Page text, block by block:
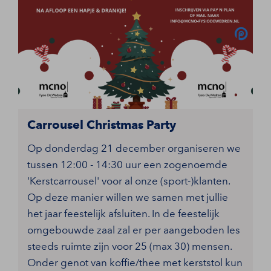
Carrousel Christmas Party
Op donderdag 21 december organiseren we
tussen 12:00 - 14:30 uur een zogenoemde
'Kerstcarrousel' voor al onze (sport-)klanten.
Op deze manier willen we samen met jullie
het jaar feestelijk afsluiten. In de feestelijk
omgebouwde zaal zal er per aangeboden les
steeds ruimte zijn voor 25 (max 30) mensen.
Onder genot van koffie/thee met kerststol kun